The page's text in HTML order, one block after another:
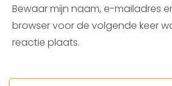
Bewaar mijn naam, e-mailadres
browser voor de volgende keer
reactie plaats.